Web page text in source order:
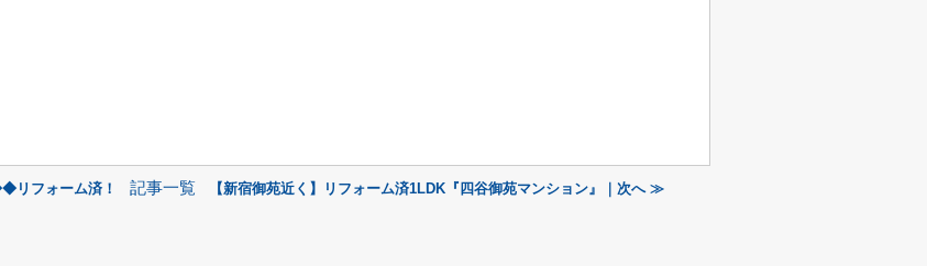
フォーム済！ 記事一覧 【新宿御苑近く】リフォーム済1LDK『四谷御苑マンション』｜次へ ≫